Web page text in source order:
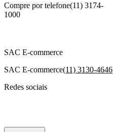
Compre por telefone(11) 3174-
1000
SAC E-commerce
SAC E-commerce(11) 3130-4646
Redes sociais